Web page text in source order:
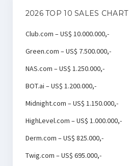
2026 TOP 10 SALES CHART
Club.com – US$ 10.000.000,-
Green.com – US$ 7.500.000,-
NAS.com – US$ 1.250.000,-
BOT.ai – US$ 1.200.000,-
Midnight.com – US$ 1.150.000,-
HighLevel.com – US$ 1.000.000,-
Derm.com – US$ 825.000,-
Twig.com – US$ 695.000,-